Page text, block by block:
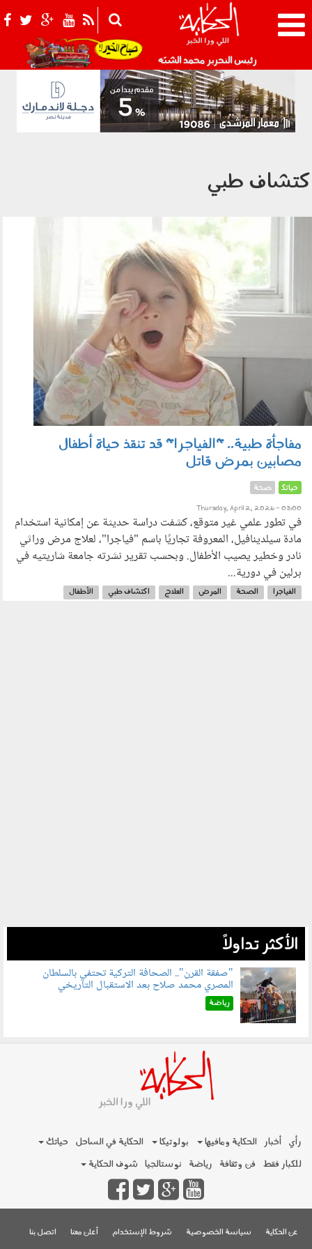
رئيس التحرير محمد الشبّه 021_2.png
طبي
020407.jpg
مفاجأة طبية.. "الفياجرا" قد تنقذ حياة أطفال
مصابين بمرض قاتل
حياتك صحة
Thursday, April 2, 2026 - 03:00
في تطور علمي غير متوقع، كشفت دراسة حديثة عن إمكانية استخدام
مادة سيلدينافيل، المعروفة تجاريًا باسم "فياجرا"، لعلاج مرض وراثي
نادر وخطير يصيب الأطفال. وبحسب تقرير نشرته جامعة شاريتيه في
برلين في دورية...
الفياجرا الصحة المرض العلاج اكتشاف طبي الأطفال
الأكثر تداولاً
070801.jpg
"صفقة القرن".. الصحافة التركية تحتفي بالسلطان
المصري محمد صلاح بعد الاستقبال التاريخي
رياضة
رأي أخبار الحكاية ومافيها بولوتيكا الحكاية في الساحل
حياتك
للكبار فقط فن وثقافة رياضة نوستالجيا شوف الحكاية
عن الحكاية سياسة الخصوصية شروط الإستخدام أعلن معنا اتصل بنا